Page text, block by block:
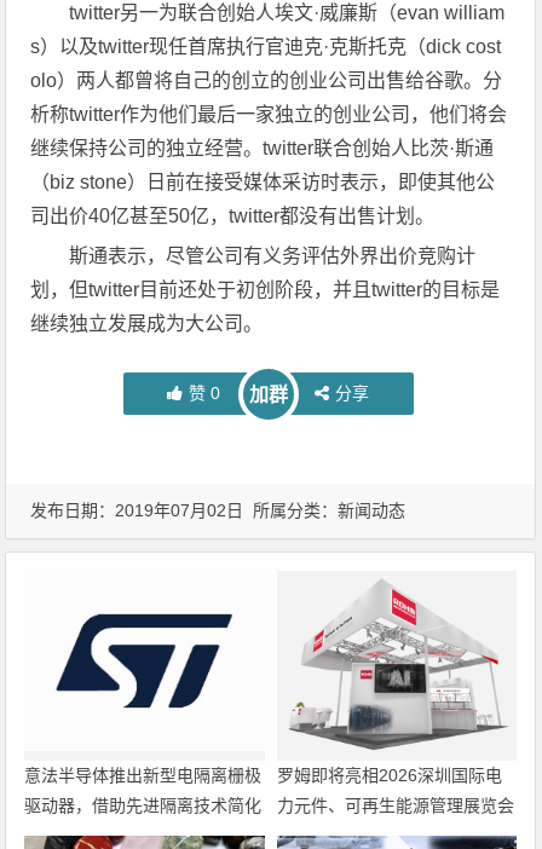
twitter另一为联合创始人埃文·威廉斯（evan william
s）以及twitter现任首席执行官迪克·克斯托克（dick cost
olo）两人都曾将自己的创立的创业公司出售给谷歌。分
析称twitter作为他们最后一家独立的创业公司，他们将会
继续保持公司的独立经营。twitter联合创始人比茨·斯通
（biz stone）日前在接受媒体采访时表示，即使其他公
司出价40亿甚至50亿，twitter都没有出售计划。
斯通表示，尽管公司有义务评估外界出价竞购计
划，但twitter目前还处于初创阶段，并且twitter的目标是
继续独立发展成为大公司。
赞 0 加群 分享
发布日期：2019年07月02日 所属分类：新闻动态
意法半导体推出新型电隔离栅极
驱动器，借助先进隔离技术简化
电源设计
罗姆即将亮相2026深圳国际电
力元件、可再生能源管理展览会
暨研讨会